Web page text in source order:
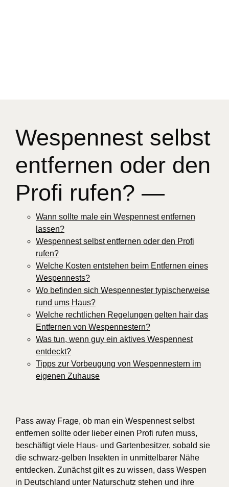
Wespennest selbst
entfernen oder den
Profi rufen? —
Wann sollte male ein Wespennest entfernen
lassen?
Wespennest selbst entfernen oder den Profi
rufen?
Welche Kosten entstehen beim Entfernen eines
Wespennests?
Wo befinden sich Wespennester typischerweise
rund ums Haus?
Welche rechtlichen Regelungen gelten hair das
Entfernen von Wespennestern?
Was tun, wenn guy ein aktives Wespennest
entdeckt?
Tipps zur Vorbeugung von Wespennestern im
eigenen Zuhause
Pass away Frage, ob man ein Wespennest selbst
entfernen sollte oder lieber einen Profi rufen muss,
beschäftigt viele Haus- und Gartenbesitzer, sobald sie
die schwarz-gelben Insekten in unmittelbarer Nähe
entdecken. Zunächst gilt es zu wissen, dass Wespen
in Deutschland unter Naturschutz stehen und ihre